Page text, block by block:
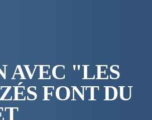
AVEC "LES
FONT DU